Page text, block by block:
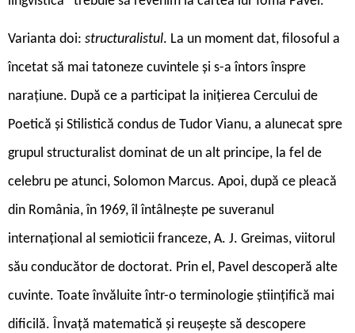
Varianta doi: structuralistul. La un moment dat, filosoful a
încetat să mai tatoneze cuvintele și s-a întors înspre
narațiune. După ce a participat la inițierea Cercului de
Poetică și Stilistică condus de Tudor Vianu, a alunecat spre
grupul structuralist dominat de un alt principe, la fel de
celebru pe atunci, Solomon Marcus. Apoi, după ce pleacă
din România, în 1969, îl întâlnește pe suveranul
internațional al semioticii franceze, A. J. Greimas, viitorul
său conducător de doctorat. Prin el, Pavel descoperă alte
cuvinte. Toate învăluite într-o terminologie științifică mai
dificilă. Învață matematică și reușește să descopere